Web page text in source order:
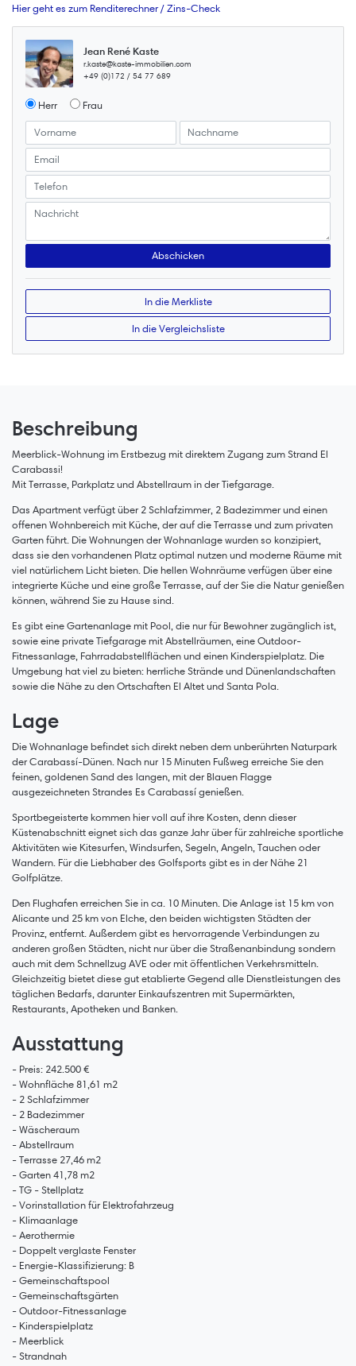
Hier geht es zum Renditerechner / Zins-Check
Jean René Kaste
r.kaste@kaste-immobilien.com
+49 (0)172 / 54 77 689
Herr Frau
In die Merkliste
In die Vergleichsliste
Beschreibung
Meerblick-Wohnung im Erstbezug mit direktem Zugang zum Strand El
Carabassi!
Mit Terrasse, Parkplatz und Abstellraum in der Tiefgarage.
Das Apartment verfügt über 2 Schlafzimmer, 2 Badezimmer und einen
offenen Wohnbereich mit Küche, der auf die Terrasse und zum privaten
Garten führt. Die Wohnungen der Wohnanlage wurden so konzipiert,
dass sie den vorhandenen Platz optimal nutzen und moderne Räume mit
viel natürlichem Licht bieten. Die hellen Wohnräume verfügen über eine
integrierte Küche und eine große Terrasse, auf der Sie die Natur genießen
können, während Sie zu Hause sind.
Es gibt eine Gartenanlage mit Pool, die nur für Bewohner zugänglich ist,
sowie eine private Tiefgarage mit Abstellräumen, eine Outdoor-
Fitnessanlage, Fahrradabstellflächen und einen Kinderspielplatz. Die
Umgebung hat viel zu bieten: herrliche Strände und Dünenlandschaften
sowie die Nähe zu den Ortschaften El Altet und Santa Pola.
Lage
Die Wohnanlage befindet sich direkt neben dem unberührten Naturpark
der Carabassí-Dünen. Nach nur 15 Minuten Fußweg erreiche Sie den
feinen, goldenen Sand des langen, mit der Blauen Flagge
ausgezeichneten Strandes Es Carabassí genießen.
Sportbegeisterte kommen hier voll auf ihre Kosten, denn dieser
Küstenabschnitt eignet sich das ganze Jahr über für zahlreiche sportliche
Aktivitäten wie Kitesurfen, Windsurfen, Segeln, Angeln, Tauchen oder
Wandern. Für die Liebhaber des Golfsports gibt es in der Nähe 21
Golfplätze.
Den Flughafen erreichen Sie in ca. 10 Minuten. Die Anlage ist 15 km von
Alicante und 25 km von Elche, den beiden wichtigsten Städten der
Provinz, entfernt. Außerdem gibt es hervorragende Verbindungen zu
anderen großen Städten, nicht nur über die Straßenanbindung sondern
auch mit dem Schnellzug AVE oder mit öffentlichen Verkehrsmitteln.
Gleichzeitig bietet diese gut etablierte Gegend alle Dienstleistungen des
täglichen Bedarfs, darunter Einkaufszentren mit Supermärkten,
Restaurants, Apotheken und Banken.
Ausstattung
- Preis: 242.500 €
- Wohnfläche 81,61 m2
- 2 Schlafzimmer
- 2 Badezimmer
- Wäscheraum
- Abstellraum
- Terrasse 27,46 m2
- Garten 41,78 m2
- TG - Stellplatz
- Vorinstallation für Elektrofahrzeug
- Klimaanlage
- Aerothermie
- Doppelt verglaste Fenster
- Energie-Klassifizierung: B
- Gemeinschaftspool
- Gemeinschaftsgärten
- Outdoor-Fitnessanlage
- Kinderspielplatz
- Meerblick
- Strandnah